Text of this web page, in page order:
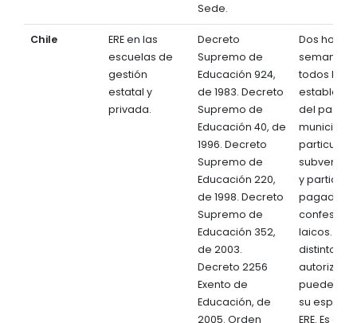
Sede.
Chile
ERE en las
escuelas de
gestión
estatal y
privada.
Decreto
Supremo de
Educación 924,
de 1983. Decreto
Supremo de
Educación 40, de
1996. Decreto
Supremo de
Educación 220,
de 1998. Decreto
Supremo de
Educación 352,
de 2003.
Decreto 2256
Exento de
Educación, de
2005. Orden
Dos horas
todos los
del país:
y
pagados,
laicos. Los
distintos
pueden
su
ERE. Es